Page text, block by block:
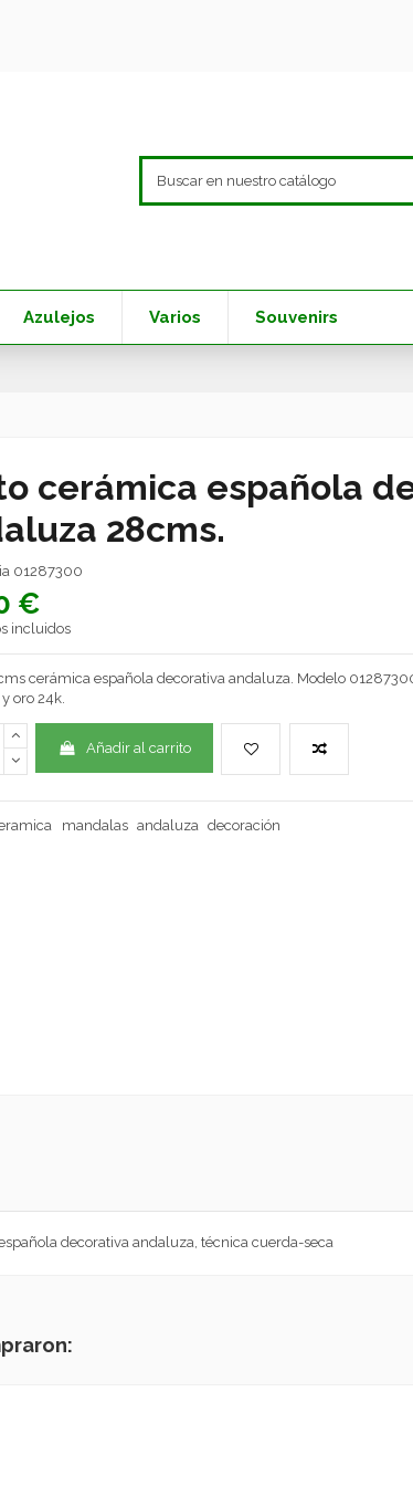
Azulejos Varios Souvenirs
cerámica española
28cms.
01287300
€
incluidos
cerámica española decorativa andaluza. Modelo
oro 24k.
Añadir al carrito
mandalas andaluza decoración
decorativa andaluza, técnica cuerda-seca